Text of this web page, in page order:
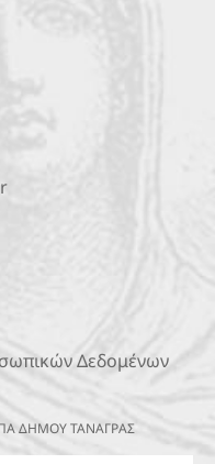
Δεδομένων
ΔΗΜΟΥ ΤΑΝΑΓΡΑΣ